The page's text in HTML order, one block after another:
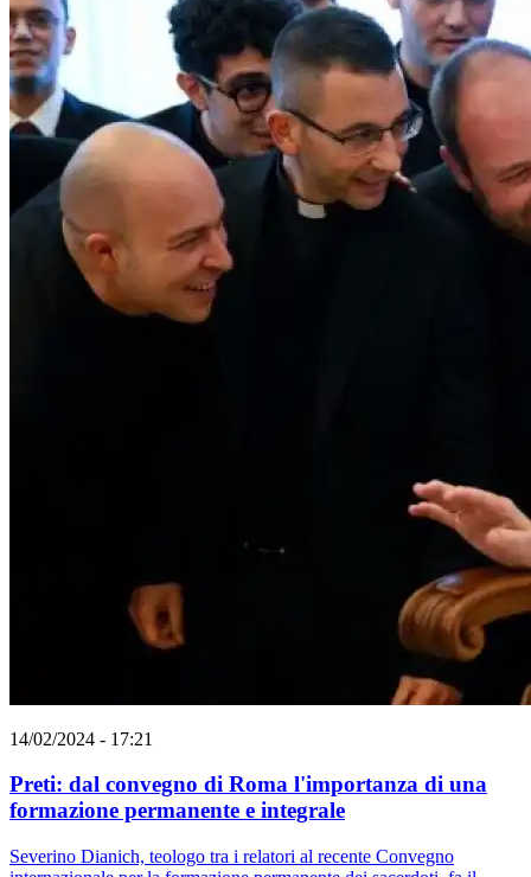
14/02/2024 - 17:21
Preti: dal convegno di Roma l'importanza di una
formazione permanente e integrale
Severino Dianich, teologo tra i relatori al recente Convegno